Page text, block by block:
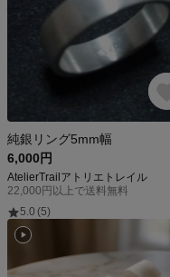
純銀リング5mm幅
6,000円
AtelierTrailアトリエトレイル
22,000円以上で送料無料
5.0 (5)